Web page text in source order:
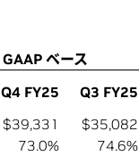
GAAP ベース
Q4 FY25 Q3 FY25
$39,331 $35,082
73.0% 74.6%